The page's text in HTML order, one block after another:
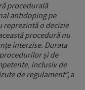
procedurală
antidoping pe
reprezintă o decizie
procedură nu
interzise. Durata
și de
inclusiv de
de regulament”, a